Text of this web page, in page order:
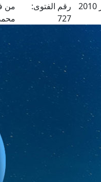
31 أكتوبر 2010
رقم الفتوى:
727
من